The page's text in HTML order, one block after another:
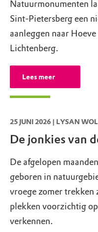
T:043 - 325 21
Maastricht,
Sint-
Luikerweg 71
T:043 - 325 54
Sint-
groeve (D'n
Lage
T:043-3115060
Natuurmonumenten
Sint-Pietersberg een
aanleggen naar
Lichtenberg.
Lees meer
25 JUNI 2026 | LYSAN
De jonkies van
De afgelopen
geboren in
vroege zomer trekken
plekken voorzichtig
verkennen.